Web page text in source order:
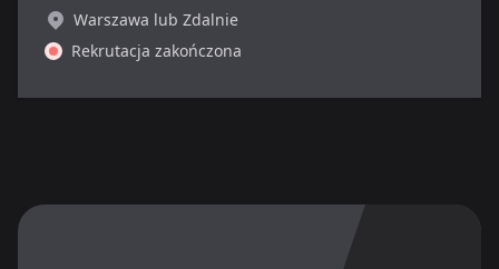
Warszawa lub Zdalnie
Rekrutacja zakończona